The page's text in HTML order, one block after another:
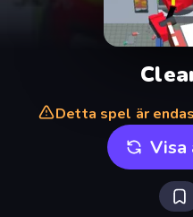
Detta spel är
Visa